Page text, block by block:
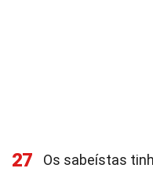
27
Os sabeístas